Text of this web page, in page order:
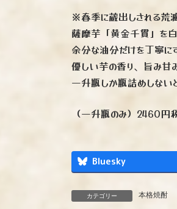
※春季に蔵出しされる荒
薩摩芋「黄金千貫」を
余分な油分だけを丁寧に
優しい芋の香り、旨み甘
一升瓶しか瓶詰めしない
（一升瓶のみ）2460円
Bluesky
カテゴリー 本格焼酎